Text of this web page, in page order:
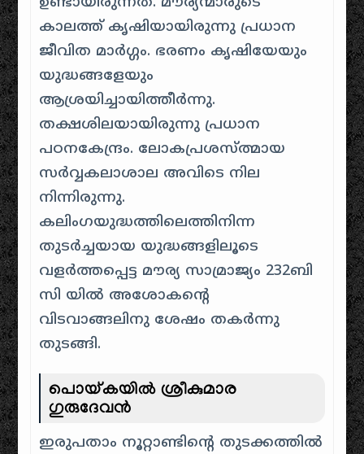
കാലത്ത് കൃഷിയായിരുന്നു പ്രധാന
ജീവിത മാർഗ്ഗം. ഭരണം കൃഷിയേയും
യുദ്ധങ്ങളേയും
ആശ്രയിച്ചായിത്തീർന്നു.
തക്ഷശിലയായിരുന്നു പ്രധാന
പഠനകേന്ദ്രം. ലോകപ്രശസ്ത്മായ
സർവ്വകലാശാല അവിടെ നില
നിന്നിരുന്നു.
കലിംഗയുദ്ധത്തിലെത്തിനിന്ന
തുടർച്ചയായ യുദ്ധങ്ങളിലൂടെ
വളർത്തപ്പെട്ട മൗര്യ സാമ്രാജ്യം 232ബി
സി യിൽ അശോകന്റെ
വിടവാങ്ങലിനു ശേഷം തകർന്നു
തുടങ്ങി.
പൊയ്കയിൽ ശ്രീകുമാര
ഗുരുദേവൻ
ഇരുപതാം നൂറ്റാണ്ടിന്റെ തുടക്കത്തിൽ